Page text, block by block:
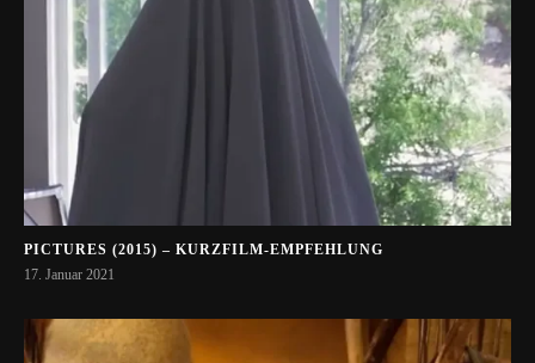
PICTURES (2015) – KURZFILM-EMPFEHLUNG
17. Januar 2021